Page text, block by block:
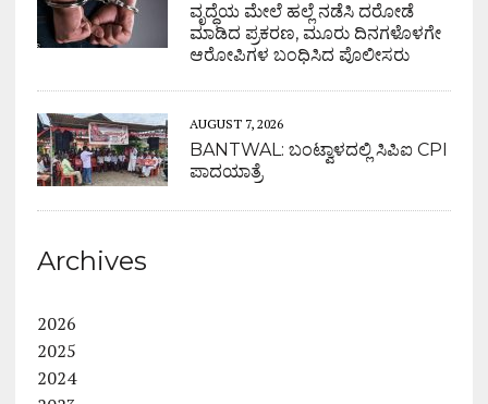
ವೃದ್ಧೆಯ ಮೇಲೆ ಹಲ್ಲೆ ನಡೆಸಿ ದರೋಡೆ
ಮಾಡಿದ ಪ್ರಕರಣ, ಮೂರು ದಿನಗಳೊಳಗೇ
ಆರೋಪಿಗಳ ಬಂಧಿಸಿದ ಪೊಲೀಸರು
AUGUST 7, 2026
BANTWAL: ಬಂಟ್ವಾಳದಲ್ಲಿ ಸಿಪಿಐ CPI
ಪಾದಯಾತ್ರೆ
Archives
2026
2025
2024